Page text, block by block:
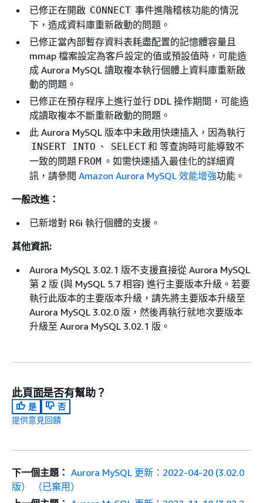
已修正在開啟 CONNECT 事件進階稽核功能的情況
下，造成資料庫重新啟動的問題。
已修正當內部暫存資料表耗盡配置的記憶體容量且
mmap 檔案設定為客戶設定的值或預設值時，可能造
成 Aurora MySQL 讀取複本執行個體上資料庫重新啟
動的問題。
已修正在預存程序上進行並行 DDL 操作期間，可能造
成讀取複本不斷重新啟動的問題。
此 Aurora MySQL 版本中未啟用快速插入，因為執行
INSERT INTO 、 SELECT和 等查詢時可能導致不
一致的問題 FROM 。如需快速插入最佳化的詳細資
訊，請參閱 Amazon Aurora MySQL 效能增強功能。
一般改進：
已新增對 R6i 執行個體的支援。
其他資訊:
Aurora MySQL 3.02.1 版不支援直接從 Aurora MySQL
第 2 版 (與 MySQL 5.7 相容) 進行主要版本升級。若要
執行此版本的主要版本升級，請先將主要版本升級至
Aurora MySQL 3.02.0 版，然後再執行就地次要版本
升級至 Aurora MySQL 3.02.1 版。
此頁面是否有幫助？
是
否
提供意見回饋
下一個主題： Aurora MySQL 更新：2022-04-20 (3.02.0
版） （已棄用）